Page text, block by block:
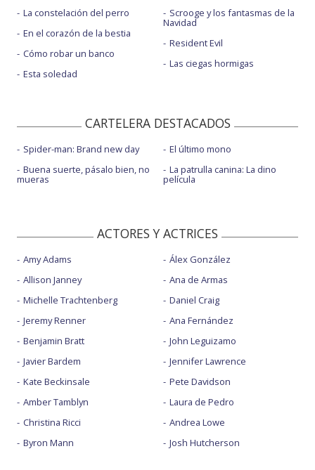
La constelación del perro
En el corazón de la bestia
Cómo robar un banco
Esta soledad
Scrooge y los fantasmas de la
Navidad
Resident Evil
Las ciegas hormigas
CARTELERA DESTACADOS
Spider-man: Brand new day
Buena suerte, pásalo bien, no
mueras
El último mono
La patrulla canina: La dino
película
ACTORES Y ACTRICES
Amy Adams
Allison Janney
Michelle Trachtenberg
Jeremy Renner
Benjamin Bratt
Javier Bardem
Kate Beckinsale
Amber Tamblyn
Christina Ricci
Byron Mann
Álex González
Ana de Armas
Daniel Craig
Ana Fernández
John Leguizamo
Jennifer Lawrence
Pete Davidson
Laura de Pedro
Andrea Lowe
Josh Hutcherson